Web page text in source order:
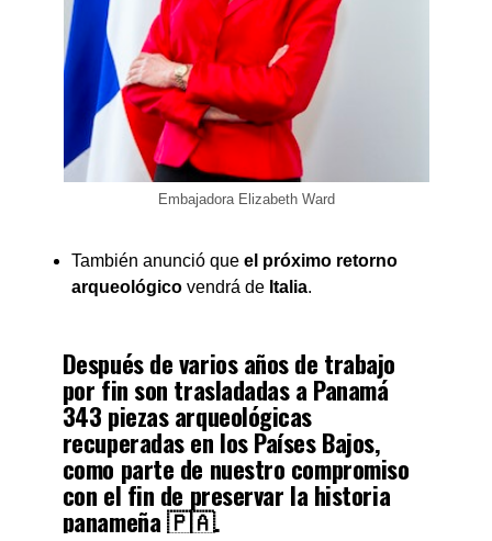
Embajadora Elizabeth Ward
También anunció que el próximo retorno
arqueológico vendrá de Italia.
Después de varios años de trabajo
por fin son trasladadas a Panamá
343 piezas arqueológicas
recuperadas en los Países Bajos,
como parte de nuestro compromiso
con el fin de preservar la historia
panameña 🇵🇦.